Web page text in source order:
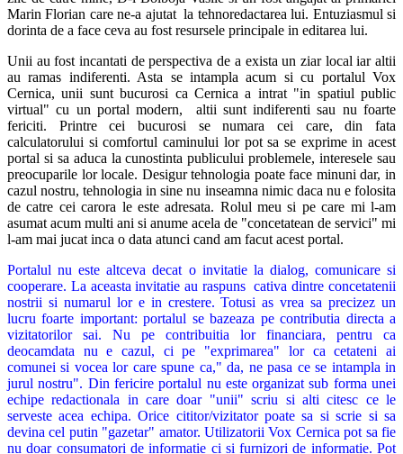
Marin Florian care ne-a ajutat la tehnoredactarea lui. Entuziasmul si
dorinta de a face ceva au fost resursele principale in editarea lui.
Unii au fost incantati de perspectiva de a exista un ziar local iar altii
au ramas indiferenti. Asta se intampla acum si cu portalul Vox
Cernica, unii sunt bucurosi ca Cernica a intrat "in spatiul public
virtual" cu un portal modern, altii sunt indiferenti sau nu foarte
fericiti. Printre cei bucurosi se numara cei care, din fata
calculatorului si comfortul caminului lor pot sa se exprime in acest
portal si sa aduca la cunostinta publicului problemele, interesele sau
preocuparile lor locale. Desigur tehnologia poate face minuni dar, in
cazul nostru, tehnologia in sine nu inseamna nimic daca nu e folosita
de catre cei carora le este adresata. Rolul meu si pe care mi l-am
asumat acum multi ani si anume acela de "concetatean de servici" mi
l-am mai jucat inca o data atunci cand am facut acest portal.
Portalul nu este altceva decat o invitatie la dialog, comunicare si
cooperare. La aceasta invitatie au raspuns cativa dintre concetatenii
nostrii si numarul lor e in crestere. Totusi as vrea sa precizez un
lucru foarte important: portalul se bazeaza pe contributia directa a
vizitatorilor sai. Nu pe contribuitia lor financiara, pentru ca
deocamdata nu e cazul, ci pe "exprimarea" lor ca cetateni ai
comunei si vocea lor care spune ca," da, ne pasa ce se intampla in
jurul nostru". Din fericire portalul nu este organizat sub forma unei
echipe redactionala in care doar "unii" scriu si alti citesc ce le
serveste acea echipa. Orice cititor/vizitator poate sa si scrie si sa
devina cel putin "gazetar" amator. Utilizatorii Vox Cernica pot sa fie
nu doar consumatori de informatie ci si furnizori de informatie. Pot